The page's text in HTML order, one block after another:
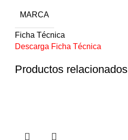
MARCA
Ficha Técnica
Descarga Ficha Técnica
Productos relacionados